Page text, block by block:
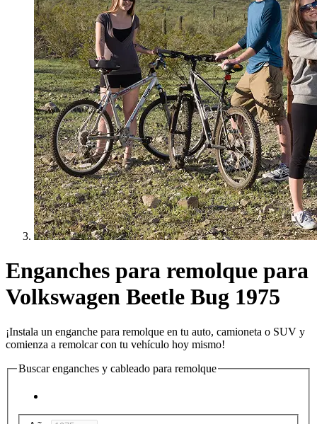
Enganches para remolque para
Volkswagen Beetle Bug 1975
¡Instala un enganche para remolque en tu auto, camioneta o SUV y
comienza a remolcar con tu vehículo hoy mismo!
Buscar enganches y cableado para remolque